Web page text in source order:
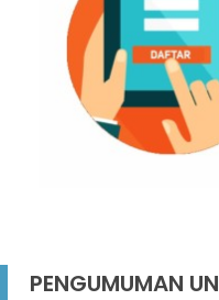
PENGUMUMAN UN